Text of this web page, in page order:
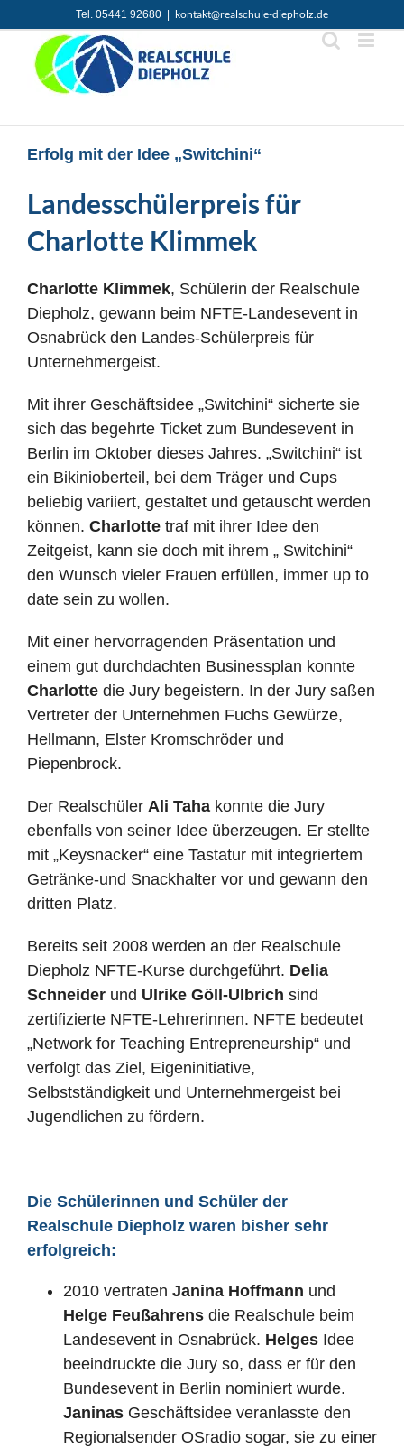
Inhalt
springen
Tel. 05441 92680 kontakt@realschule-diepholz.de
Erfolg mit der Idee „Switchini“
Landesschülerpreis für
Charlotte Klimmek
Charlotte Klimmek, Schülerin der Realschule
Diepholz, gewann beim NFTE-Landesevent in
Osnabrück den Landes-Schülerpreis für
Unternehmergeist.
Mit ihrer Geschäftsidee „Switchini“ sicherte sie
sich das begehrte Ticket zum Bundesevent in
Berlin im Oktober dieses Jahres. „Switchini“ ist
ein Bikinioberteil, bei dem Träger und Cups
beliebig variiert, gestaltet und getauscht werden
können. Charlotte traf mit ihrer Idee den
Zeitgeist, kann sie doch mit ihrem „ Switchini“
den Wunsch vieler Frauen erfüllen, immer up to
date sein zu wollen.
Mit einer hervorragenden Präsentation und
einem gut durchdachten Businessplan konnte
Charlotte die Jury begeistern. In der Jury saßen
Vertreter der Unternehmen Fuchs Gewürze,
Hellmann, Elster Kromschröder und
Piepenbrock.
Der Realschüler Ali Taha konnte die Jury
ebenfalls von seiner Idee überzeugen. Er stellte
mit „Keysnacker“ eine Tastatur mit integriertem
Getränke-und Snackhalter vor und gewann den
dritten Platz.
Bereits seit 2008 werden an der Realschule
Diepholz NFTE-Kurse durchgeführt. Delia
Schneider und Ulrike Göll-Ulbrich sind
zertifizierte NFTE-Lehrerinnen. NFTE bedeutet
„Network for Teaching Entrepreneurship“ und
verfolgt das Ziel, Eigeninitiative,
Selbstständigkeit und Unternehmergeist bei
Jugendlichen zu fördern.
Die Schülerinnen und Schüler der
Realschule Diepholz waren bisher sehr
erfolgreich:
2010 vertraten Janina Hoffmann und
Helge Feußahrens die Realschule beim
Landesevent in Osnabrück. Helges Idee
beeindruckte die Jury so, dass er für den
Bundesevent in Berlin nominiert wurde.
Janinas Geschäftsidee veranlasste den
Regionalsender OSradio sogar, sie zu einer